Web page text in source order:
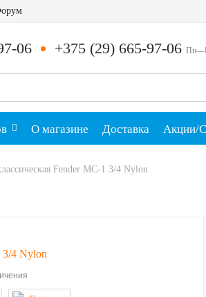
06 +375 (29) 665-97-06
О магазине Доставка Акции/
Fender MC-1 3/4 Nylon